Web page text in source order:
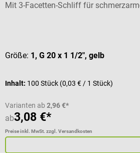
Mit 3-Facetten-Schliff für
Größe: 1, G 20 x 1 1/2", gelb
Inhalt: 100 Stück (0,03 € / 1 Stück)
Varianten ab 2,96 €*
ab3,08 €*
Preise inkl. MwSt. zzgl. Versandkosten